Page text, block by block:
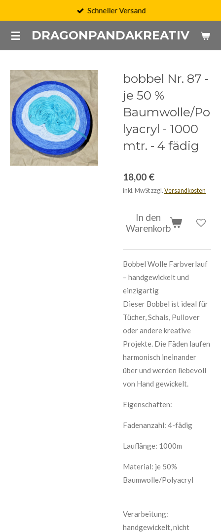
springenDRAGONPANDAKREATIV
Schneller Versand
bobbel Nr. 87 -
je 50 %
Baumwolle/Po
lyacryl - 1000
mtr. - 4 fädig
18,00 €
inkl. MwSt zzgl. Versandkosten
In den
Warenkorb
Bobbel Wolle Farbverlauf
– handgewickelt und
einzigartig
Dieser Bobbel ist ideal für
Tücher, Schals, Pullover
oder andere kreative
Projekte. Die Fäden laufen
harmonisch ineinander
über und werden liebevoll
von Hand gewickelt.
Eigenschaften:
Fadenanzahl: 4-fädig
Lauflänge: 1000m
Material: je 50%
Baumwolle/Polyacryl
Verarbeitung:
handgewickelt, nicht